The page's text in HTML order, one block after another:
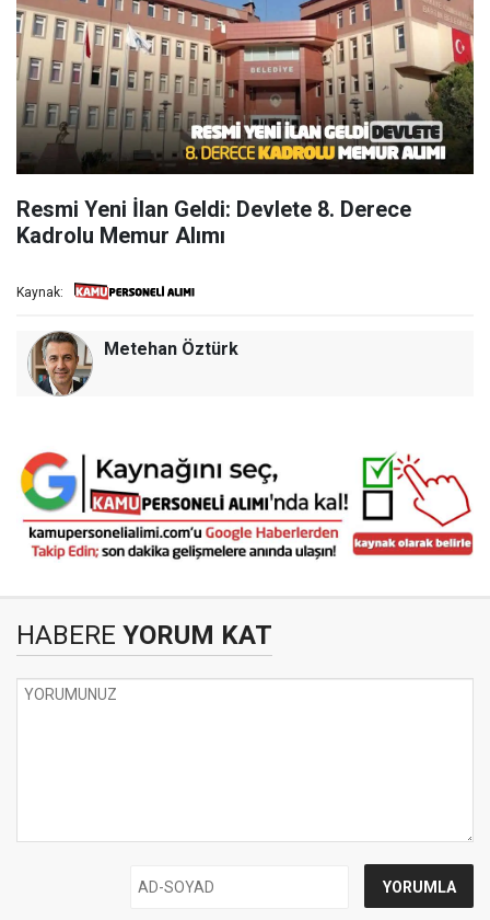
Resmi Yeni İlan Geldi: Devlete 8. Derece
Kadrolu Memur Alımı
Kaynak:
Metehan Öztürk
HABERE YORUM KAT